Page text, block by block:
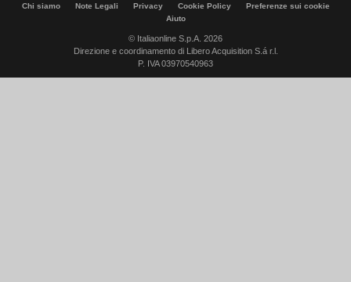
Chi siamo Note Legali Privacy Cookie Policy
Preferenze sui cookie
Aiuto
© Italiaonline S.p.A. 2026
Direzione e coordinamento di Libero Acquisition S.á r.l.
P. IVA 03970540963